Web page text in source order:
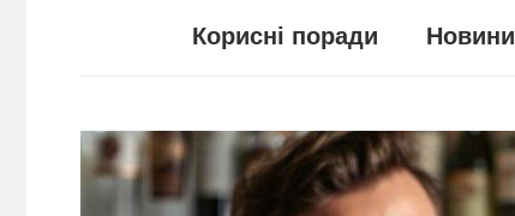
Корисні поради Новини